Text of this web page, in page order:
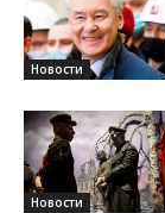
Новости
Новости